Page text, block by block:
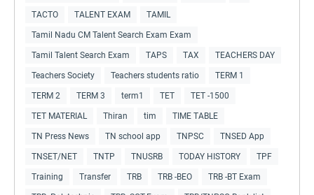
TACTO TALENT EXAM TAMIL
Tamil Nadu CM Talent Search Exam Exam
Tamil Talent Search Exam TAPS TAX TEACHERS DAY
Teachers Society Teachers students ratio TERM 1
TERM 2 TERM 3 term1 TET TET -1500
TET MATERIAL Thiran tim TIME TABLE
TN Press News TN school app TNPSC TNSED App
TNSET/NET TNTP TNUSRB TODAY HISTORY TPF
Training Transfer TRB TRB -BEO TRB -BT Exam